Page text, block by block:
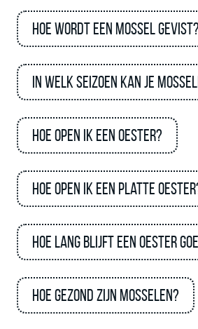
Hoe wordt een mossel gevist?
In welk seizoen kan je
Hoe open ik een oester?
Hoe open ik een platte
Hoe lang blijft een oester
Hoe gezond zijn mosselen?